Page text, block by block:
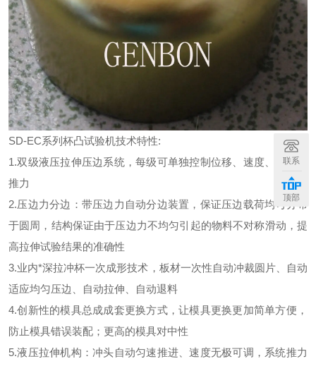
SD-EC系列杯凸试验机技术特性:
1.双级液压拉伸压边系统，每级可单独控制位移、速度、方向、
推力
2.压边力分边：带压边力自动分边装置，保证压边载荷均匀分布
于圆周，结构保证由于压边力不均匀引起的物料不对称滑动，提
高拉伸试验结果的准确性
3.业内*深拉冲杯一次成形技术，板材一次性自动冲裁圆片、自动
适应均匀压边、自动拉伸、自动退料
4.创新性的模具总成成套更换方式，让模具更换更加简单方便，
防止模具错误装配；更高的模具对中性
5.液压拉伸机构：冲头自动匀速推进、速度无极可调，系统推力
联系
顶部